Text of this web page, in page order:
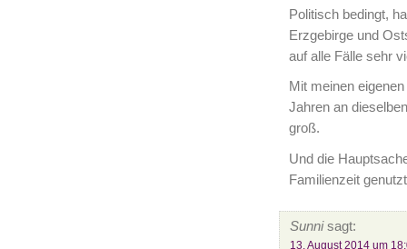
Politisch bedingt,
Erzgebirge und
auf alle Fälle sehr
Mit meinen
Jahren an
groß.
Und die
Familienzeit
Sunnisagt:
13. August 2014 um